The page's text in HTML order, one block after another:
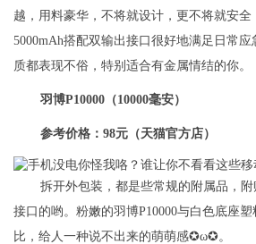
越，用料豪华，不将就设计，更不将就安全
5000mAh搭配双输出接口很好地满足日常
质都表现不俗，特别适合有金属情结的你。
羽博P10000（10000毫安）
参考价格：98元（天猫官方店）
拆开外包装，都是些常规的附属品，
接口的哟。粉嫩的羽博P10000与白色底座
比，给人一种说不出来的萌萌感✪ω✪。